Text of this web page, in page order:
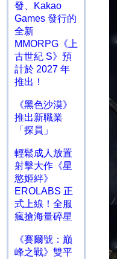
發、Kakao
Games 發行的
全新
MMORPG《上
古世紀 S》預
計於 2027 年
推出！
《黑色沙漠》
推出新職業
「探員」
輕鬆成人放置
射擊大作《星
慾姬絆》
EROLABS 正
式上線！全服
瘋搶海量碎星
《賽爾號：巔
峰之戰》雙平